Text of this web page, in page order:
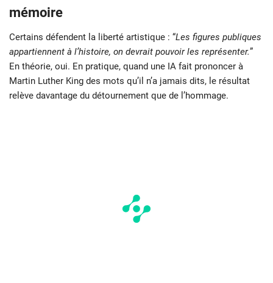
mémoire
Certains défendent la liberté artistique : “Les figures publiques
appartiennent à l’histoire, on devrait pouvoir les représenter.”
En théorie, oui. En pratique, quand une IA fait prononcer à
Martin Luther King des mots qu’il n’a jamais dits, le résultat
relève davantage du détournement que de l’hommage.